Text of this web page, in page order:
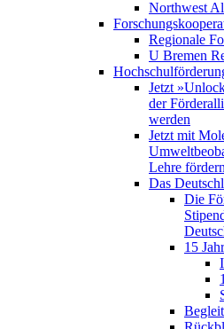
Northwest
Regionale
U Bremen
Jetzt
der
werden
Jetzt mit
Lehre
Das
Die
15